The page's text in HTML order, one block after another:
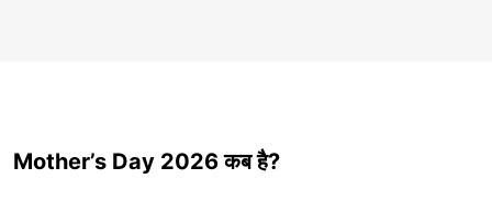
Mother’s Day 2026 कब है?